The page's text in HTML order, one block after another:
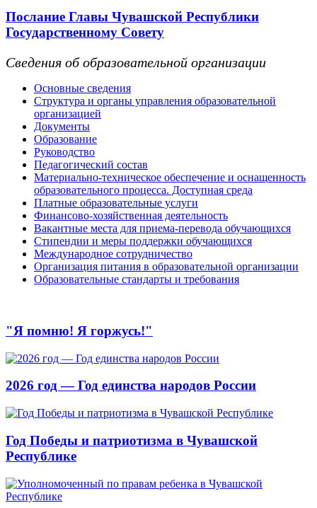
Послание Главы Чувашской Республики
Государственному Совету
Сведения об образовательной организации
Основные сведения
Структура и органы управления образовательной
организацией
Документы
Образование
Руководство
Педагогический состав
Материально-техническое обеспечение и оснащенность
образовательного процесса. Доступная среда
Платные образовательные услуги
Финансово-хозяйственная деятельность
Вакантные места для приема-перевода обучающихся
Стипендии и меры поддержки обучающихся
Международное сотрудничество
Организация питания в образовательной организации
Образовательные стандарты и требования
"Я помню! Я горжусь!"
2026 год — Год единства народов России
Год Победы и патриотизма в Чувашской
Республике